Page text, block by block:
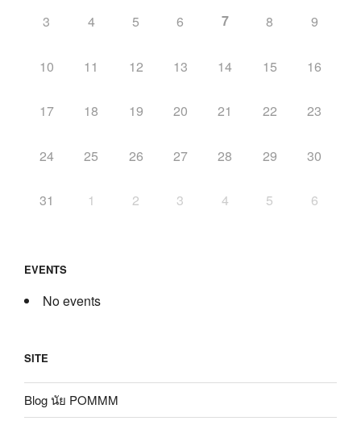
3 4 5 6 7 8 9
10 11 12 13 14 15 16
17 18 19 20 21 22 23
24 25 26 27 28 29 30
31 1 2 3 4 5 6
EVENTS
No events
SITE
Blog นัย POMMM